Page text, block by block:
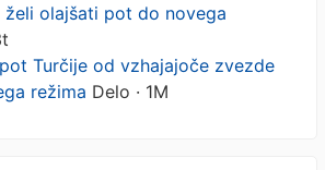
želi olajšati pot do novega
Turčije od vzhajajoče zvezde
režima Delo · 1M